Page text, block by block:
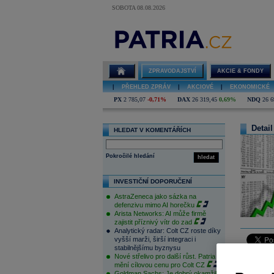
SOBOTA 08.08.2026
ZPRAVODAJSTVÍ AKCIE & FONDY
PŘEHLED ZPRÁV AKCIOVÉ EKONOMICKÉ
PX 2 785,07 -0,71% DAX 26 319,45 0,69% NDQ 26
HLEDAT V KOMENTÁŘÍCH
hledat
Pokročilé hledání
INVESTIČNÍ DOPORUČENÍ
AstraZeneca jako sázka na
defenzivu mimo AI horečku
Arista Networks: AI může firmě
zajistit příznivý vítr do zad
Analytický radar: Colt CZ roste díky
vyšší marži, širší integraci i
stabilnějšímu byznysu
Nové střelivo pro další růst. Patria
mění cílovou cenu pro Colt CZ